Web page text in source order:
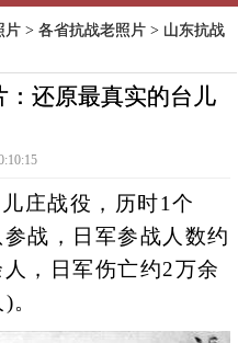
片> 各省抗战老照片> 山东抗战
：还原最真实的台儿
庄战役，历时1个
战，日军参战人数约
，日军伤亡约2万余